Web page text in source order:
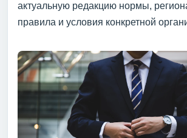
актуальную редакцию нормы,
правила и условия конкретной